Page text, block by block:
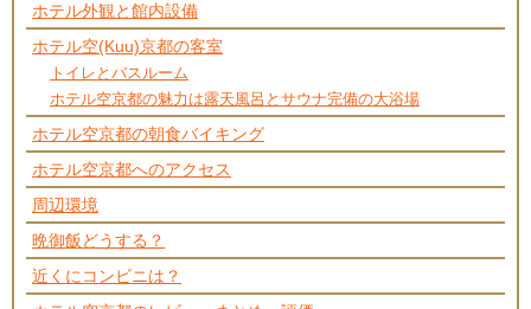
ホテル外観と館内設備
ホテル空(Kuu)京都の客室
トイレとバスルーム
ホテル空京都の魅力は露天風呂とサウナ完備の大浴場
ホテル空京都の朝食バイキング
ホテル空京都へのアクセス
周辺環境
晩御飯どうする？
近くにコンビニは？